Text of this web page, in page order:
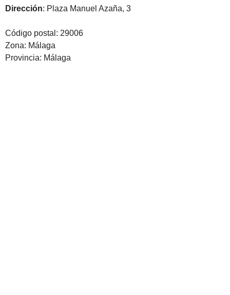
Dirección: Plaza Manuel Azaña, 3
Código postal: 29006
Zona: Málaga
Provincia: Málaga